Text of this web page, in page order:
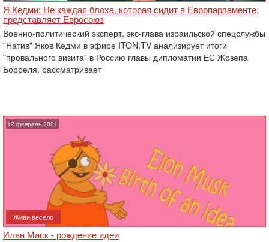
Я.Кедми: Не каждая блоха, которая сидит в Европарламенте,
представляет Евросоюз
Военно-политический эксперт, экс-глава израильской спецслужбы
"Натив" Яков Кедми в эфире ITON.TV анализирует итоги
"провального визита" в Россию главы дипломатии ЕС Жозепа
Борреля, рассматривает
12 февраль 2021
Живи весело
Илан Маск - рождение идеи